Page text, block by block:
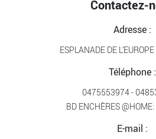
Contactez-
Adresse :
ESPLANADE DE
Téléphone :
0475553974-
BD ENCHÈRES @HOME:
E-mail :